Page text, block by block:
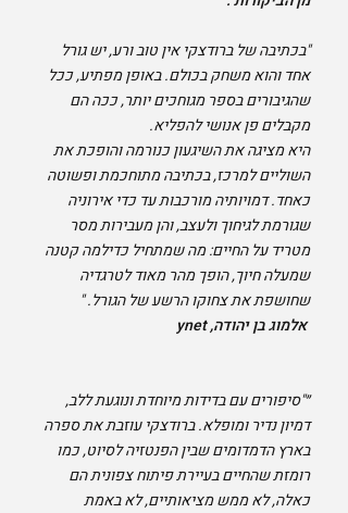
"בכתיבה של ברודצקי אין טוב ורע, יש גורל
אחד והוא משחק בכולם. באופן מפתיע, ככל
שהגיבורים בספר מגוחכים יותר, ככה הם
מקבלים פן אנושי להפליא.
היא מציגה את השיגעון כנורמה והופכת את
השוליים למרכז, בכתיבה מתוחכמת ופשוטה
כאחד. דמויותיה מורכבות עד כדי אירוניה
שגורמת לגיחוך ולעצב, והן מעבירות מסר
מטריד על החיים: מה שמתחיל כדילמה קטנה
שמעלה חיוך, הופך מהר מאוד לטרגדיה
שחושפת את צחוקו הרשע של הגורל. "
אלמוג בן יהודה, ynet
״"סיפורים עם בדידות מיוחדת ונוגעת ללב,
דמיון נדיר ומופלא. ברודצקי עוזבת את ספרה
בארץ הדמדומים שבין הפנטזיה לסיוט, כמו
רומזת שהחיים בעיירת פיתוח צפונית הם
כאלה, לא ממש מציאותיים, לא באמת